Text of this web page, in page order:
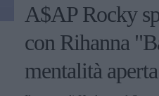
A$AP Rocky
con Rihanna
mentalità